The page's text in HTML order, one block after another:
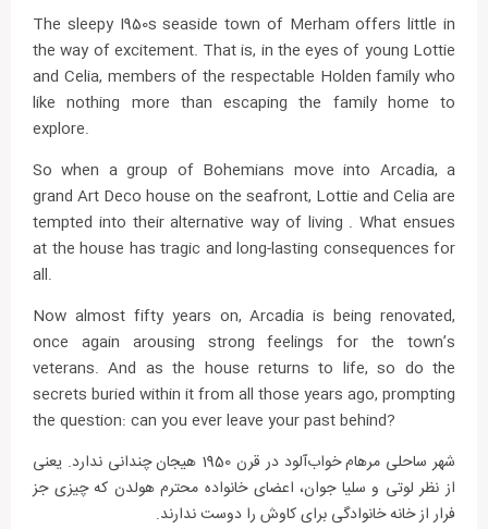
The sleepy I950s seaside town of Merham offers little in
the way of excitement. That is, in the eyes of young Lottie
and Celia, members of the respectable Holden family who
like nothing more than escaping the family home to
explore.
So when a group of Bohemians move into Arcadia, a
grand Art Deco house on the seafront, Lottie and Celia are
tempted into their alternative way of living . What ensues
at the house has tragic and long-lasting consequences for
all.
Now almost fifty years on, Arcadia is being renovated,
once again arousing strong feelings for the town’s
veterans. And as the house returns to life, so do the
secrets buried within it from all those years ago, prompting
the question: can you ever leave your past behind?
شهر ساحلی مرهام خواب‌آلود در قرن 1950 هیجان چندانی ندارد. یعنی
از نظر لوتی و سلیا جوان، اعضای خانواده محترم هولدن که چیزی جز
فرار از خانه خانوادگی برای کاوش را دوست ندارند.